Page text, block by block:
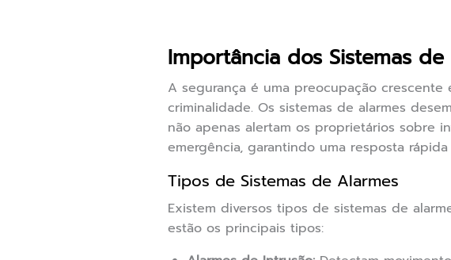
Importância dos Sistemas
A segurança é uma preocupação
criminalidade. Os sistemas de alarmes
não apenas alertam os proprietários sobre
emergência, garantindo uma resposta
Tipos de Sistemas de Alarmes
Existem diversos tipos de sistemas de
estão os principais tipos: